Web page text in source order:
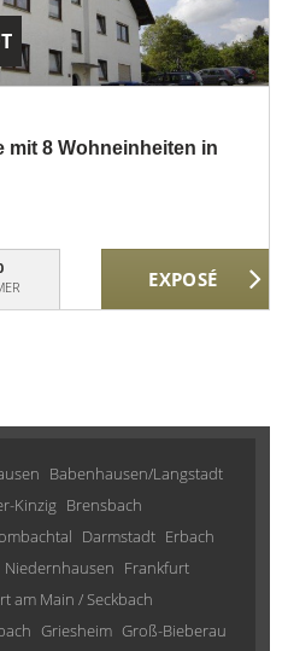
mit 8 Wohneinheiten in
Babenhausen/Langstadt
Kinzig Brensbach
Darmstadt Erbach
Frankfurt
am Main / Seckbach
Griesheim Groß-Bieberau